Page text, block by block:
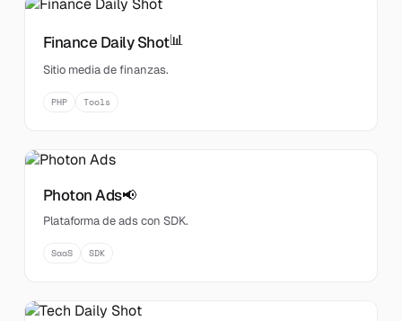
Finance Daily Shot📊
Sitio media de finanzas.
PHP Tools
Photon Ads📢
Plataforma de ads con SDK.
SaaS SDK